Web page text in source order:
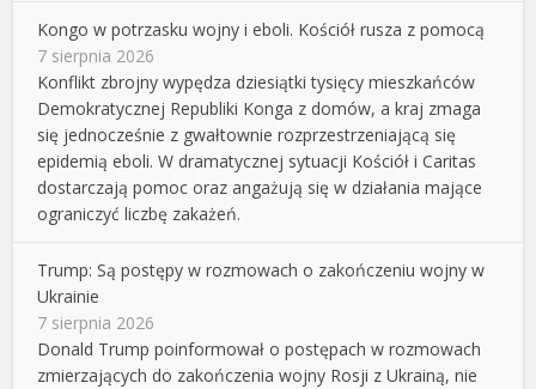
Kongo w potrzasku wojny i eboli. Kościół rusza z pomocą
7 sierpnia 2026
Konflikt zbrojny wypędza dziesiątki tysięcy mieszkańców
Demokratycznej Republiki Konga z domów, a kraj zmaga
się jednocześnie z gwałtownie rozprzestrzeniającą się
epidemią eboli. W dramatycznej sytuacji Kościół i Caritas
dostarczają pomoc oraz angażują się w działania mające
ograniczyć liczbę zakażeń.
Trump: Są postępy w rozmowach o zakończeniu wojny w
Ukrainie
7 sierpnia 2026
Donald Trump poinformował o postępach w rozmowach
zmierzających do zakończenia wojny Rosji z Ukrainą, nie